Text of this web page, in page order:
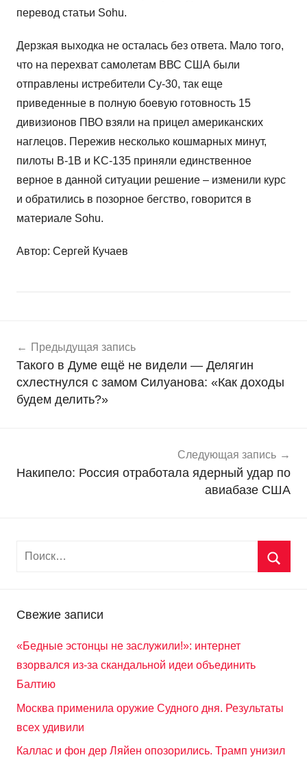
перевод статьи Sohu.
Дерзкая выходка не осталась без ответа. Мало того,
что на перехват самолетам ВВС США были
отправлены истребители Су-30, так еще
приведенные в полную боевую готовность 15
дивизионов ПВО взяли на прицел американских
наглецов. Пережив несколько кошмарных минут,
пилоты B-1B и KC-135 приняли единственное
верное в данной ситуации решение ­– изменили курс
и обратились в позорное бегство, говорится в
материале Sohu.
Автор: Сергей Кучаев
о
в
о
с
по
записям
Предыдущая запись
Такого в Думе ещё не видели — Делягин
схлестнулся с замом Силуанова: «Как доходы
будем делить?»
Следующая запись
Накипело: Россия отработала ядерный удар по
авиабазе США
Свежие записи
«Бедные эстонцы не заслужили!»: интернет
взорвался из-за скандальной идеи объединить
Балтию
Москва применила оружие Судного дня. Результаты
всех удивили
Каллас и фон дер Ляйен опозорились. Трамп унизил